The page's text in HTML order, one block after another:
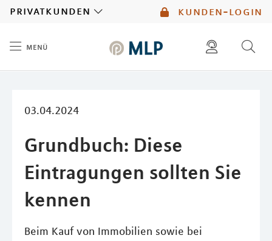
kunden-login
privatkunden
menü
03.04.2024
Grundbuch: Diese
Eintragungen sollten Sie
kennen
Beim Kauf von Immobilien sowie bei